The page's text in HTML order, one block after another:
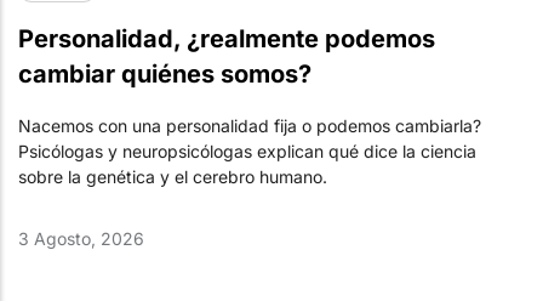
Personalidad, ¿realmente podemos
cambiar quiénes somos?
Nacemos con una personalidad fija o podemos cambiarla?
Psicólogas y neuropsicólogas explican qué dice la ciencia
sobre la genética y el cerebro humano.
3 Agosto, 2026